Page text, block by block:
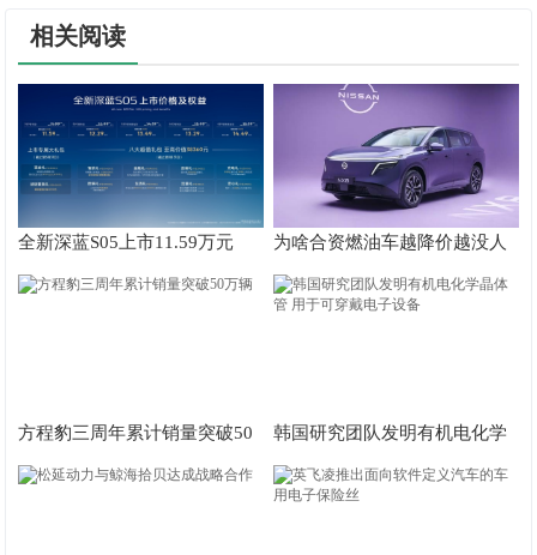
相关阅读
全新深蓝S05上市11.59万元
起，奥运冠军何可欣同款！
为啥合资燃油车越降价越没人
买？
方程豹三周年累计销量突破50
万辆
韩国研究团队发明有机电化学
晶体管 用于可穿戴电子设备